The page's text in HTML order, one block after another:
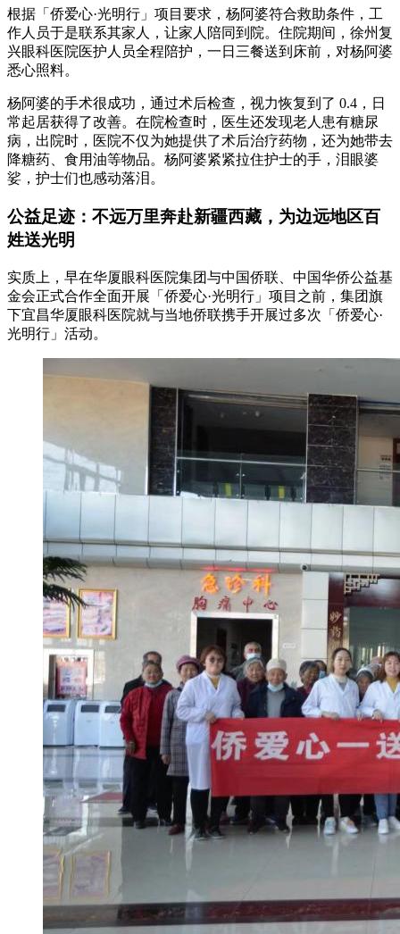
根据「侨爱心·光明行」项目要求，杨阿婆符合救助条件，工
作人员于是联系其家人，让家人陪同到院。住院期间，徐州复
兴眼科医院医护人员全程陪护，一日三餐送到床前，对杨阿婆
悉心照料。
杨阿婆的手术很成功，通过术后检查，视力恢复到了 0.4，日
常起居获得了改善。在院检查时，医生还发现老人患有糖尿
病，出院时，医院不仅为她提供了术后治疗药物，还为她带去
降糖药、食用油等物品。杨阿婆紧紧拉住护士的手，泪眼婆
娑，护士们也感动落泪。
公益足迹：不远万里奔赴新疆西藏，为边远地区百
姓送光明
实质上，早在华厦眼科医院集团与中国侨联、中国华侨公益基
金会正式合作全面开展「侨爱心·光明行」项目之前，集团旗
下宜昌华厦眼科医院就与当地侨联携手开展过多次「侨爱心·
光明行」活动。